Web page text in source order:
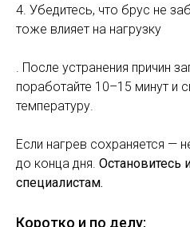
4. Убедитесь, что брус не
тоже влияет на нагрузку
. После устранения причин
поработайте 10–15 минут и
температуру.
Если нагрев сохраняется —
до конца дня. Остановитесь
специалистам.
Коротко и по делу: